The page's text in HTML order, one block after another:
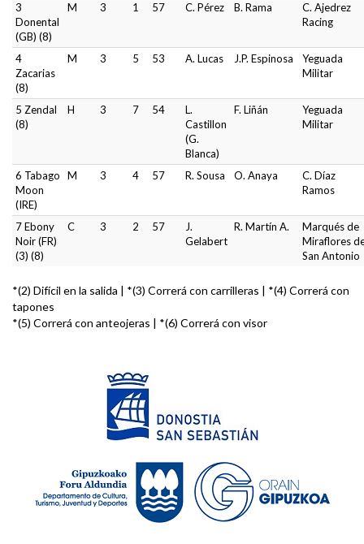
3
Donental
(GB) (8)
M 3 1 57 C. Pérez B. Rama
C. Ajedrez
Racing
4
Zacarias
(8)
M 3 5 53 A. Lucas J.P. Espinosa
Yeguada
Militar
5 Zendal
(8)
H 3 7 54
L.
Castillon
(G.
Blanca)
F. Liñán
Yeguada
Militar
6 Tabago
Moon
(IRE)
M 3 4 57 R. Sousa O. Anaya
C. Díaz
Ramos
7 Ebony
Noir (FR)
(3) (8)
C 3 2 57
J.
Gelabert
R. Martín A.
Marqués de
Miraflores
San Antonio
*(2) Difícil en la salida | *(3) Correrá con carrilleras | *(4) Correrá con
tapones
*(5) Correrá con anteojeras | *(6) Correrá con visor